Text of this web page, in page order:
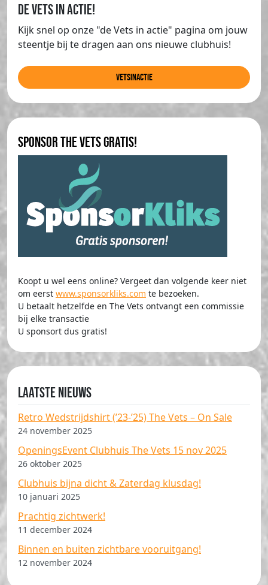
de Vets in actie!
Kijk snel op onze "de Vets in actie" pagina om jouw
steentje bij te dragen aan ons nieuwe clubhuis!
Vetsinactie
Sponsor The Vets gratis!
Koopt u wel eens online? Vergeet dan volgende keer niet
om eerst www.sponsorkliks.com te bezoeken.
U betaalt hetzelfde en The Vets ontvangt een commissie
bij elke transactie
U sponsort dus gratis!
Laatste nieuws
Retro Wedstrijdshirt (’23-’25) The Vets – On Sale
24 november 2025
OpeningsEvent Clubhuis The Vets 15 nov 2025
26 oktober 2025
Clubhuis bijna dicht & Zaterdag klusdag!
10 januari 2025
Prachtig zichtwerk!
11 december 2024
Binnen en buiten zichtbare vooruitgang!
12 november 2024